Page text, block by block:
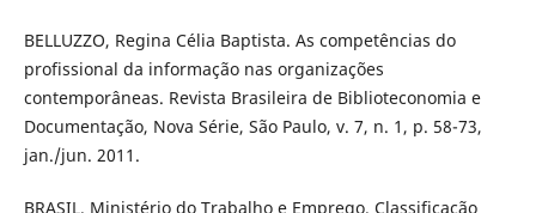
BELLUZZO, Regina Célia Baptista. As competências do
profissional da informação nas organizações
contemporâneas. Revista Brasileira de Biblioteconomia e
Documentação, Nova Série, São Paulo, v. 7, n. 1, p. 58-73,
jan./jun. 2011.
BRASIL. Ministério do Trabalho e Emprego. Classificação